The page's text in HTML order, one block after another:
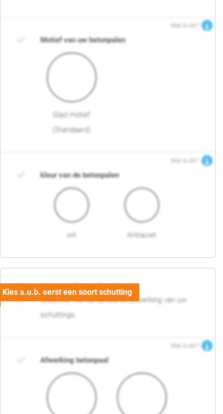
Wat is dit?
Motief van uw betonpalen
Glad motief
(Standaard)
Wat is dit?
kleur van de betonpalen
wit Antraciet
03. Detail en afwerking
Selecteer hier de details en afwerking van uw
schuttings.
Wat is dit?
Afwerking betonpaal